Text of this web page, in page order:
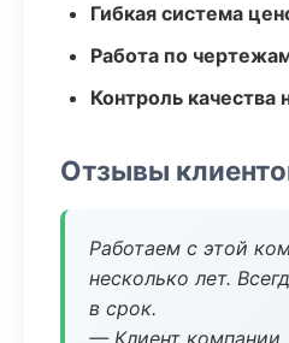
Гибкая система
Работа по
Контроль качества
Отзывы
Работаем с этой
несколько лет.
в срок.
— Клиент компании